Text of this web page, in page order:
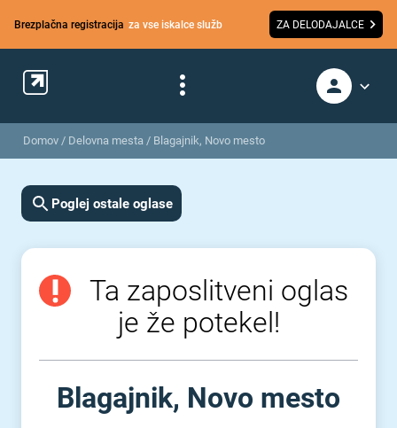
Brezplačna registracija za vse iskalce služb ZA DELODAJALCE
Domov / Delovna mesta / Blagajnik, Novo mesto
Poglej ostale oglase
Ta zaposlitveni oglas
je že potekel!
Blagajnik, Novo mesto